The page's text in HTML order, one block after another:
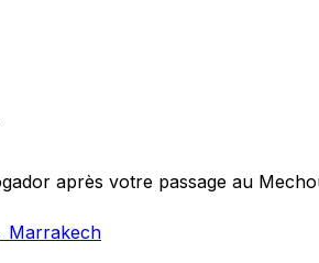
après votre passage au
Marrakech